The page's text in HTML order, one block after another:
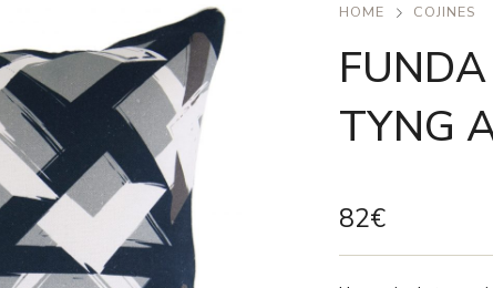
HOME COJINES
TYNG
82€